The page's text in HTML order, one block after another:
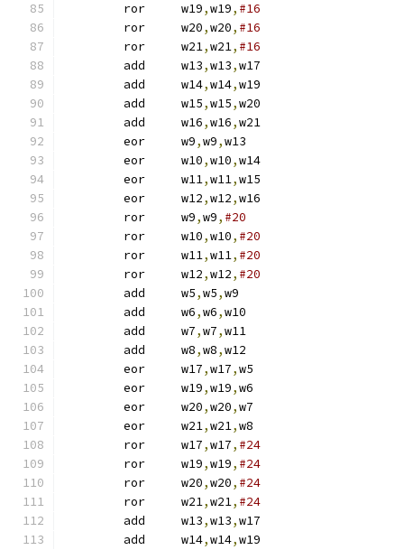
	ror	w19
,w19, #16
	ror	w20
,w20, #16
	ror	w21
,w21, #16
	add	w13
,w13,w17
	add	w14
,w14,w19
	add	w15
,w15,w20
	add	w16
,w16,w21
	eor	w9
,w9,w13
	eor	w10
,w10,w14
	eor	w11
,w11,w15
	eor	w12
,w12,w16
	ror	w9
,w9, #20
	ror	w10
,w10, #20
	ror	w11
,w11, #20
	ror	w12
,w12, #20
	add	w5
,w5,w9
	add	w6
,w6,w10
	add	w7
,w7,w11
	add	w8
,w8,w12
	eor	w17
,w17,w5
	eor	w19
,w19,w6
	eor	w20
,w20,w7
	eor	w21
,w21,w8
	ror	w17
,w17, #24
	ror	w19
,w19, #24
	ror	w20
,w20, #24
	ror	w21
,w21, #24
	add	w13
,w13,w17
	add	w14
,w14,w19